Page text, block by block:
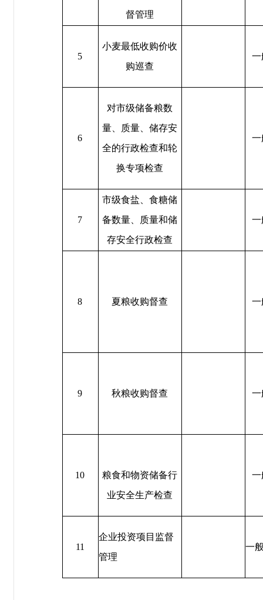
督管理
5
小麦最低收购价收
购巡查
一
6
对市级储备粮数
量、质量、储存安
全的行政检查和轮
换专项检查
一
7
市级食盐、食糖储
备数量、质量和储
存安全行政检查
一
8 夏粮收购督查 一
9 秋粮收购督查 一
10
粮食和物资储备行
业安全生产检查
一
11
企业投资项目监督
管理
一